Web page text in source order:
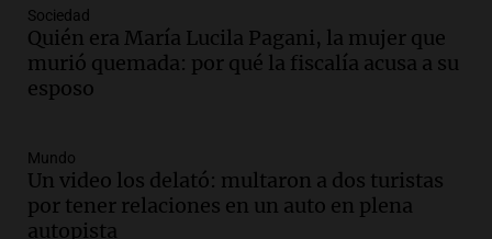
ayuda por problemas de fertilidad y la
ostentación de millonarios
Amamos Argentina
Episodios
avanza con testimonios clave sobre el
accidente en Villa Dolores
Panorama Federal
Episodios
Sociedad
Quién era María Lucila Pagani, la mujer que
murió quemada: por qué la fiscalía acusa a su
esposo
Mundo
Un video los delató: multaron a dos turistas
por tener relaciones en un auto en plena
autopista